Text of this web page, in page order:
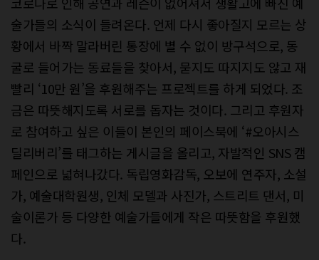
술가들의 소식이 들려온다. 언제 다시 좋아질지 모르는 상
황에서 바짝 말라버린 통장에 별 수 없이 방구석으로, 동
굴로 들어가는 동료들을 찾아서, 묻지도 따지지도 않고 재
빨리 ‘10만 원’을 후원해주는 프로젝트를 하게 되었다. 조
금은 따뜻해지도록 서로를 돕자는 것이다. 그리고 후원자
로 참여하고 싶은 이들이 본인의 페이스북에 ‘#오아시스
딜리버리’를 태그하는 게시글을 올리고, 자발적인 SNS 캠
페인으로 넓혀나갔다. 독립영화감독, 오보에 연주자, 소설
가, 예술대학원생, 인체 모델과 사진가, 스트리트 댄서, 미
술이론가 등 다양한 예술가들에게 작은 따뜻함을 후원했
다.